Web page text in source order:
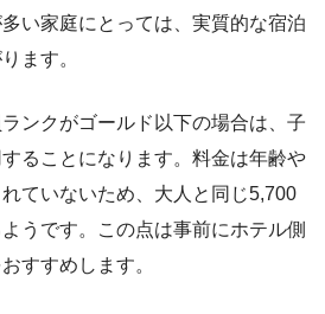
い家庭にとっては、実質的な宿泊
ます。
ンクがゴールド以下の場合は、子
ることになります。料金は年齢や
ていないため、大人と同じ5,700
うです。この点は事前にホテル側
すすめします。